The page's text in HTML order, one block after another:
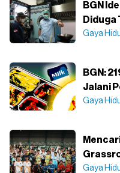
BGN
Diduga
Gaya
BGN:
Jalani
Gaya
Gaya